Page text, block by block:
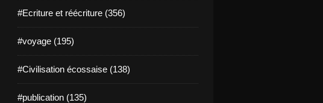
#Ecriture et réécriture (356)
#voyage (195)
#Civilisation écossaise (138)
#publication (135)